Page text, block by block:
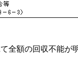
全額の回収不能が